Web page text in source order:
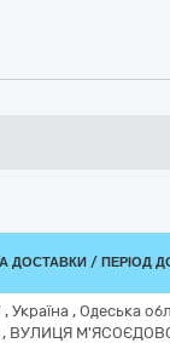
ДОСТАВКИ / ПЕРІОД
, Україна , Одеська
, ВУЛИЦЯ